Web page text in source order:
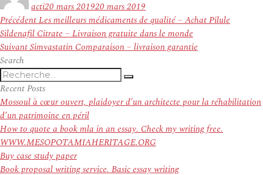
acti20 mars 201920 mars 2019
Navigation
de
l’article
PrécédentArticle
précédent :
Les meilleurs médicaments de qualité – Achat Pilule
Sildenafil Citrate – Livraison gratuite dans le monde
SuivantArticle
Simvastatin Comparaison – livraison garantie
Search
Recherche
pour
:
Recherche
Recent Posts
Mossoul à cœur ouvert, plaidoyer d’un architecte pour la réhabilitation
d’un patrimoine en péril
How to quote a book mla in an essay. Check my writing free.
WWW.MESOPOTAMIAHERITAGE.ORG
Buy case study paper
Book proposal writing service. Basic essay writing